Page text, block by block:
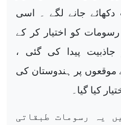
جانے لگے ۔ اسی
کو اختیار کر کے
پیدا کی گئی ،
پر ہندوستان کی
کیا گیا۔
یہ رسومات طبقاتی